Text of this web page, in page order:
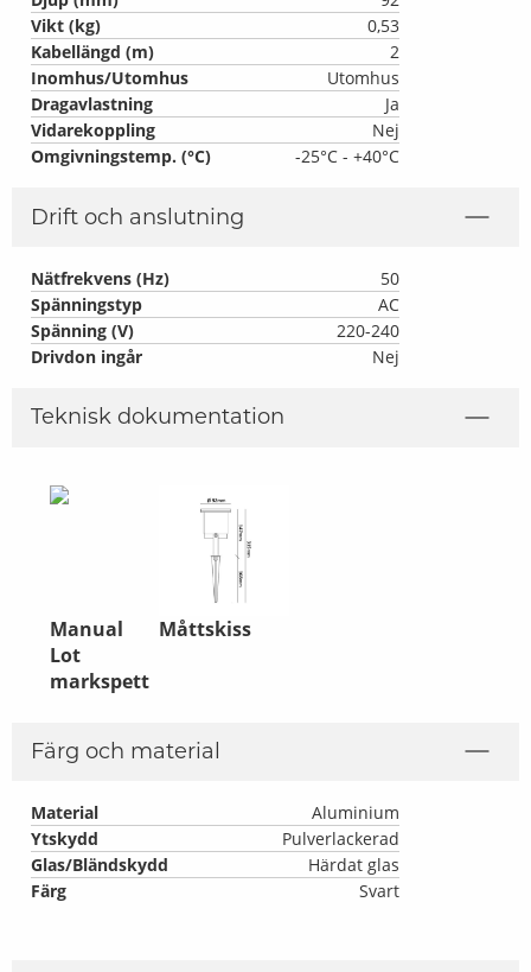
Vikt (kg)
0,53
Kabellängd (m)
2
Inomhus/Utomhus
Utomhus
Dragavlastning
Ja
Vidarekoppling
Nej
Omgivningstemp. (°C)
-25°C - +40°C
Drift och anslutning
Nätfrekvens (Hz)
50
Spänningstyp
AC
Spänning (V)
220-240
Drivdon ingår
Nej
Teknisk dokumentation
Manual
Lot
markspett
Måttskiss
Färg och material
Material
Aluminium
Ytskydd
Pulverlackerad
Glas/Bländskydd
Härdat glas
Färg
Svart